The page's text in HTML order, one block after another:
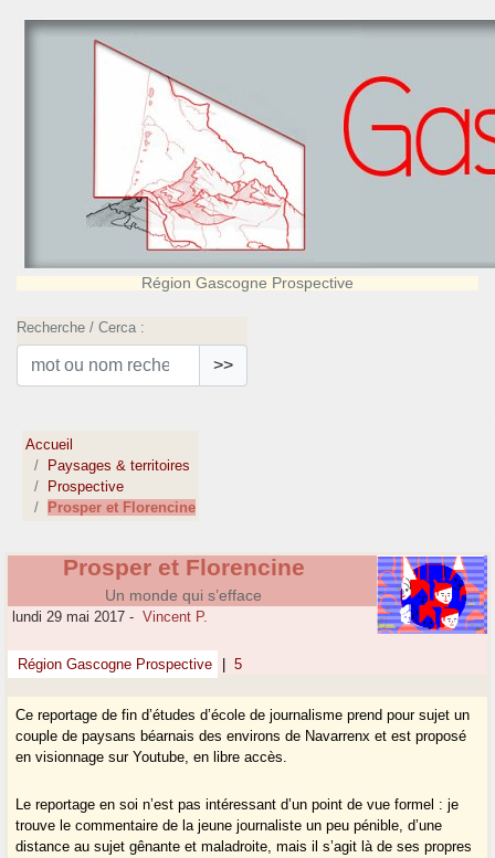
Région Gascogne Prospective
Recherche / Cerca :
>>
Accueil
Paysages & territoires
Prospective
Prosper et Florencine
Prosper et Florencine
Un monde qui s’efface
lundi 29 mai 2017 - Vincent P.
Région Gascogne Prospective 5
Ce reportage de fin d’études d’école de journalisme prend pour sujet un
couple de paysans béarnais des environs de Navarrenx et est proposé
en visionnage sur Youtube, en libre accès.
Le reportage en soi n’est pas intéressant d’un point de vue formel : je
trouve le commentaire de la jeune journaliste un peu pénible, d’une
distance au sujet gênante et maladroite, mais il s’agit là de ses propres